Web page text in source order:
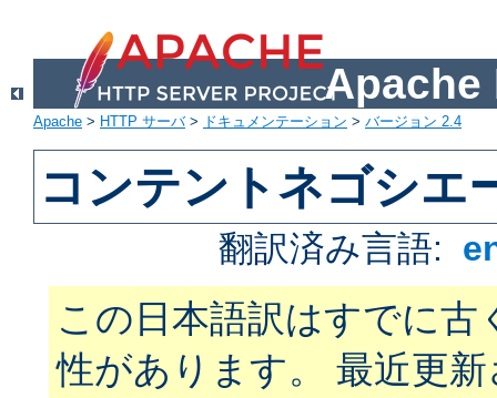
Apache
Apache > HTTP サーバ> ドキュメンテーション > バージョン 2.4
コンテントネゴシエ
翻訳済み言語:
この日本語訳はすでに古
性があります。 最近更